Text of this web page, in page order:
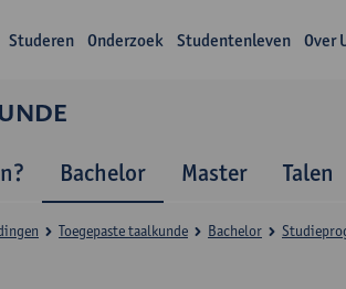
Studeren Onderzoek Studentenleven Over
Bachelor Master Talen
Toegepaste taalkunde Bachelor